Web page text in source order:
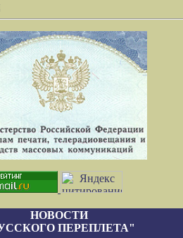
НОВОСТИ
ПЕРЕПЛЕТА"